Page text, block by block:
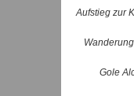
Aufstieg zur
Gole